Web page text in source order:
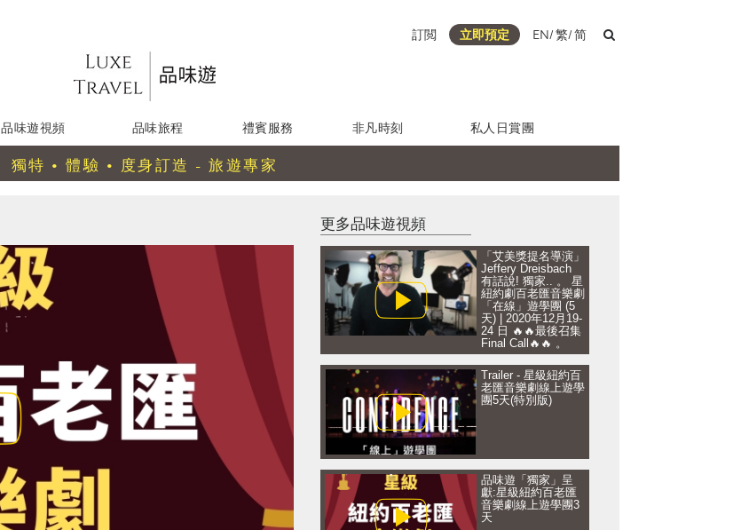
訂閲 立即預定 EN/繁/简
品味遊視頻 品味旅程 禮賓服務 非凡時刻 私人日賞團
獨特 • 體驗 • 度身訂造 - 旅遊專家
更多品味遊視頻
「艾美獎提名導演」
Jeffery Dreisbach
有話說! 獨家.. 。 星
紐約劇百老匯音樂劇
「在線」遊學團 (5
天) | 2020年12月19-
24 日 🔥🔥最後召集
Final Call🔥🔥 。
Trailer - 星級紐約百
老匯音樂劇線上遊學
團5天(特別版)
品味遊「獨家」呈
獻:星級紐約百老匯
音樂劇線上遊學團3
天